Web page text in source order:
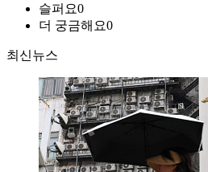
슬퍼요0
더 궁금해요0
최신뉴스